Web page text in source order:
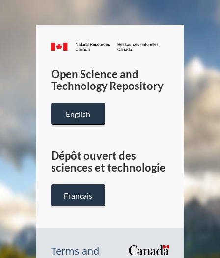
Canada.ca
/
Canada
Open Science and
Technology Repository
English
Dépôt ouvert des
sciences et technologie
Français
Terms and